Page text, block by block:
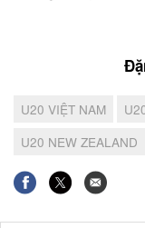
U20 VIỆT NAM
U20 NEW ZEALAND